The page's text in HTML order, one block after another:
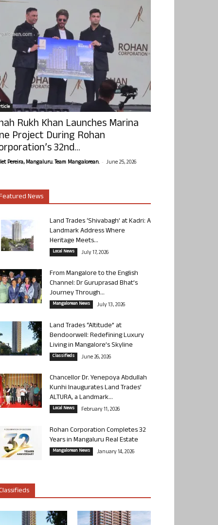
Rukh Khan Launches Marina
Project During Rohan
32nd...
Pereira, Mangaluru. Team Mangalorean. - June 25, 2026
News
Land Trades ‘Shivabagh’ at Kadri: A
Landmark Address Where
Heritage Meets...
Local News July 17, 2026
From Mangalore to the English
Channel: Dr Guruprasad Bhat’s
Journey Through...
Mangalorean News July 13, 2026
Land Trades “Altitude” at
Bendoorwell: Redefining Luxury
Living in Mangalore’s Skyline
Classifieds June 26, 2026
Chancellor Dr. Yenepoya Abdullah
Kunhi Inaugurates Land Trades’
ALTURA, a Landmark...
Local News February 11, 2026
Rohan Corporation Completes 32
Years in Mangaluru Real Estate
Mangalorean News January 14, 2026